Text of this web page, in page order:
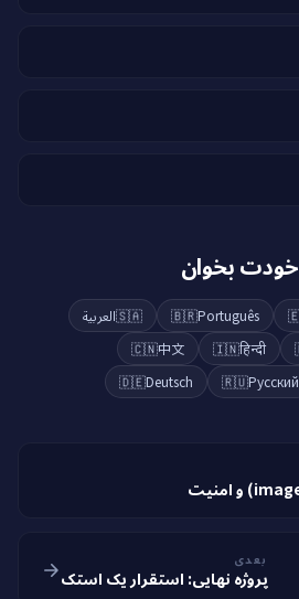
خودت بخوان
🇧🇷Português
🇸🇦العربية
🇮🇳हिन्दी
🇨🇳中文
🇷🇺Русский
🇩🇪Deutsch
بعدی
پروژه نهایی: استقرار یک استک